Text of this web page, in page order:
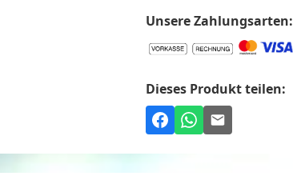
Unsere Zahlungsarten:
Dieses Produkt teilen: